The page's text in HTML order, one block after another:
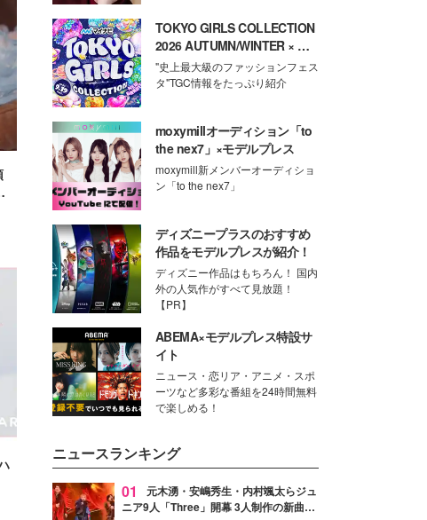
TOKYO GIRLS COLLECTION
2026 AUTUMN/WINTER × モ
デルプレス
"史上最大級のファッションフェス
タ"TGC情報をたっぷり紹介
moxymillオーディション「to
the nex7」×モデルプレス
moxymill新メンバーオーディショ
ン「to the nex7」
ディズニープラスのおすすめ
作品をモデルプレスが紹介！
ディズニー作品はもちろん！ 国内
外の人気作がすべて見放題！
【PR】
ABEMA×モデルプレス特設サ
イト
ニュース・恋リア・アニメ・スポ
ーツなど多彩な番組を24時間無料
で楽しめる！
ニュースランキング
01
元木湧・安嶋秀生・内村颯太らジュ
ニア9人「Three」開幕 3人制作の新曲＆